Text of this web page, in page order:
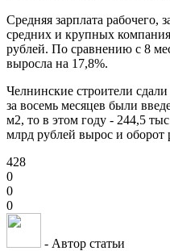
Средняя зарплата рабочего,
средних и крупных
рублей. По сравнению с 8
выросла на 17,8%.
Челнинские строители
за восемь месяцев были
м2, то в этом году - 244,5
млрд рублей вырос и оборот
428
0
0
0
- Автор статьи